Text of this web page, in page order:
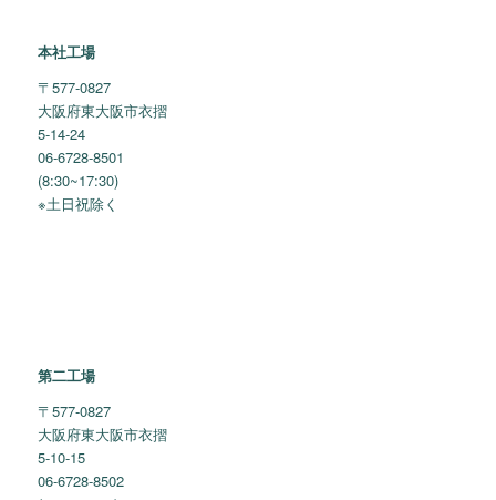
本社工場
〒577-0827
大阪府東大阪市衣摺
5-14-24
06-6728-8501
(8:30~17:30)
※土日祝除く
第二工場
〒577-0827
大阪府東大阪市衣摺
5-10-15
06-6728-8502